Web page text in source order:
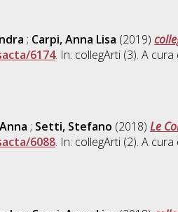
; Carpi, Anna Lisa (2019)
6174. In: collegArti (3). A cura
; Setti, Stefano (2018) Le
6088. In: collegArti (2). A cura